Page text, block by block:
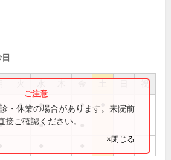
祝
● ● ● ●
●
・休業の場合があります。来院前
接ご確認ください。
×閉じる